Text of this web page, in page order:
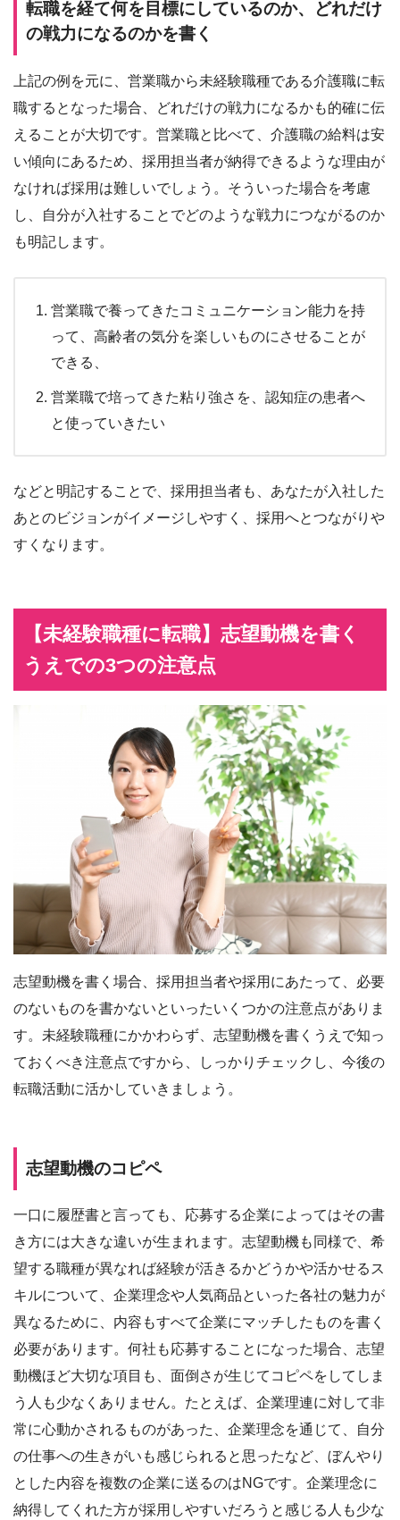
転職を経て何を目標にしているのか、どれだけ
の戦力になるのかを書く
上記の例を元に、営業職から未経験職種である介護職に転
職するとなった場合、どれだけの戦力になるかも的確に伝
えることが大切です。営業職と比べて、介護職の給料は安
い傾向にあるため、採用担当者が納得できるような理由が
なければ採用は難しいでしょう。そういった場合を考慮
し、自分が入社することでどのような戦力につながるのか
も明記します。
営業職で養ってきたコミュニケーション能力を持
って、高齢者の気分を楽しいものにさせることが
できる、
営業職で培ってきた粘り強さを、認知症の患者へ
と使っていきたい
などと明記することで、採用担当者も、あなたが入社した
あとのビジョンがイメージしやすく、採用へとつながりや
すくなります。
【未経験職種に転職】志望動機を書く
うえでの3つの注意点
志望動機を書く場合、採用担当者や採用にあたって、必要
のないものを書かないといったいくつかの注意点がありま
す。未経験職種にかかわらず、志望動機を書くうえで知っ
ておくべき注意点ですから、しっかりチェックし、今後の
転職活動に活かしていきましょう。
志望動機のコピペ
一口に履歴書と言っても、応募する企業によってはその書
き方には大きな違いが生まれます。志望動機も同様で、希
望する職種が異なれば経験が活きるかどうかや活かせるス
キルについて、企業理念や人気商品といった各社の魅力が
異なるために、内容もすべて企業にマッチしたものを書く
必要があります。何社も応募することになった場合、志望
動機ほど大切な項目も、面倒さが生じてコピペをしてしま
う人も少なくありません。たとえば、企業理連に対して非
常に心動かされるものがあった、企業理念を通じて、自分
の仕事への生きがいも感じられると思ったなど、ぼんやり
とした内容を複数の企業に送るのはNGです。企業理念に
納得してくれた方が採用しやすいだろうと感じる人も少な